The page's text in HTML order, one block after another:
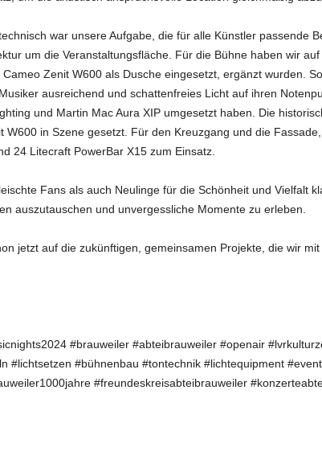
war unsere Aufgabe, die für alle Künstler passende
um die Veranstaltungsfläche. Für die Bühne haben wir
Zenit W600 als Dusche eingesetzt, ergänzt wurden.
ausreichend und schattenfreies Licht auf ihren
und Martin Mac Aura XIP umgesetzt haben. Die
in Szene gesetzt. Für den Kreuzgang und die
24 Litecraft PowerBar X15 zum Einsatz.
Fans als auch Neulinge für die Schönheit und Vielfalt
auszutauschen und unvergessliche Momente zu erleben.
jetzt auf die zukünftigen, gemeinsamen Projekte, die wir
#brauweiler #abteibrauweiler #openair
#lichtsetzen #bühnenbau #tontechnik #lichtequipment
#freundeskreisabteibrauweiler